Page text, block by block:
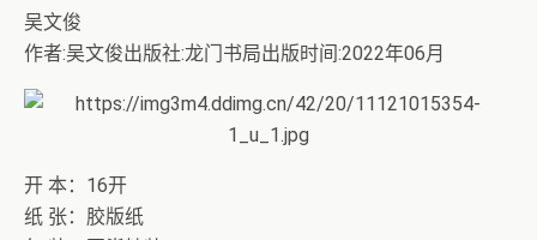
吴文俊
作者:吴文俊出版社:龙门书局出版时间:2022年06月
开 本：16开
纸 张：胶版纸